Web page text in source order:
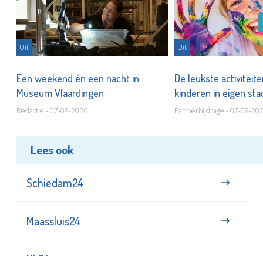
Uit
Een weekend én een nacht in
Museum Vlaardingen
Redactie - 07-08-2026
Uit
De leukste
kinderen in eigen
Partnerbijdrage - 07-08-
Lees ook
Schiedam24
Maassluis24